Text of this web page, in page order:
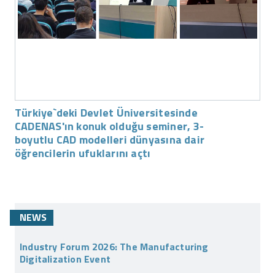
Türkiye`deki Devlet Üniversitesinde
CADENAS'ın konuk olduğu seminer, 3-
boyutlu CAD modelleri dünyasına dair
öğrencilerin ufuklarını açtı
NEWS
Industry Forum 2026: The Manufacturing
Digitalization Event